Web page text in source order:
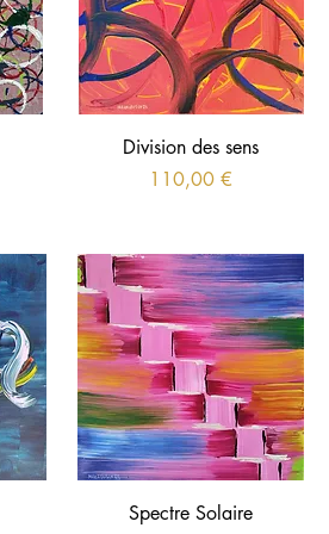
Division des sens
Prix
110,00 €
Spectre Solaire